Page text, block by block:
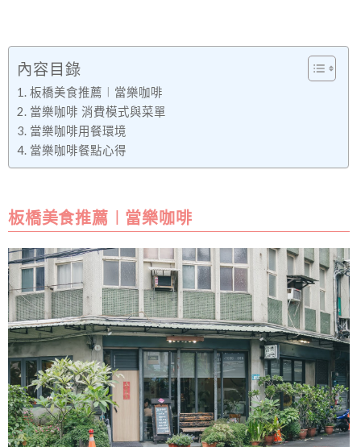
內容目錄
板橋美食推薦︱當樂咖啡
當樂咖啡 消費模式與菜單
當樂咖啡用餐環境
當樂咖啡餐點心得
板橋美食推薦︱當樂咖啡